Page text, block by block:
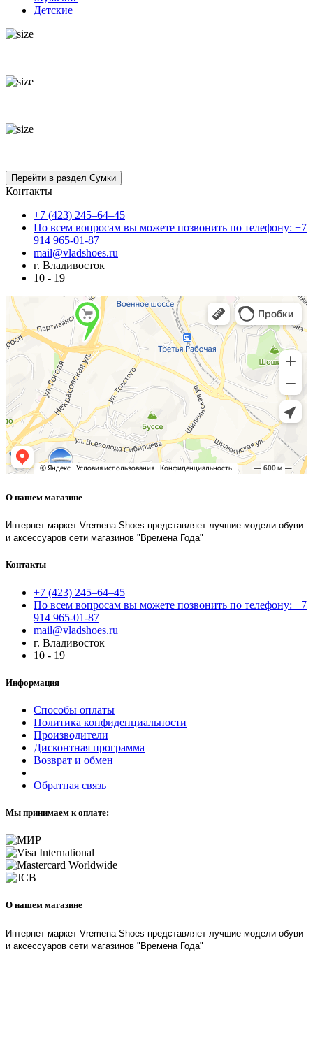
Детские
Контакты
+7 (423) 245–64–45
По всем вопросам вы можете позвонить по телефону: +7
914 965-01-87
mail@vladshoes.ru
г. Владивосток
10 - 19
О нашем магазине
Интернет маркет Vremena-Shoes представляет лучшие модели обуви
и аксессуаров сети магазинов "Времена Года"
Контакты
+7 (423) 245–64–45
По всем вопросам вы можете позвонить по телефону: +7
914 965-01-87
mail@vladshoes.ru
г. Владивосток
10 - 19
Информация
Способы оплаты
Политика конфиденциальности
Производители
Дисконтная программа
Возврат и обмен
Обратная связь
Мы принимаем к оплате:
О нашем магазине
Интернет маркет Vremena-Shoes представляет лучшие модели обуви
и аксессуаров сети магазинов "Времена Года"